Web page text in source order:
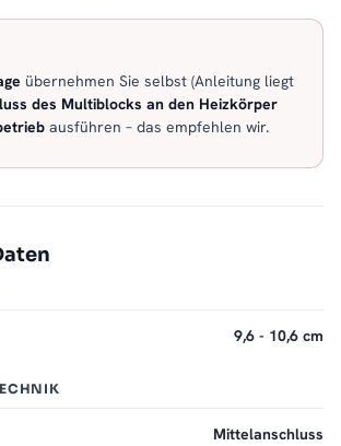
übernehmen Sie selbst (Anleitung liegt
des Multiblocks an den Heizkörper
ausführen – das empfehlen wir.
9,6 - 10,6 cm
Mittelanschluss